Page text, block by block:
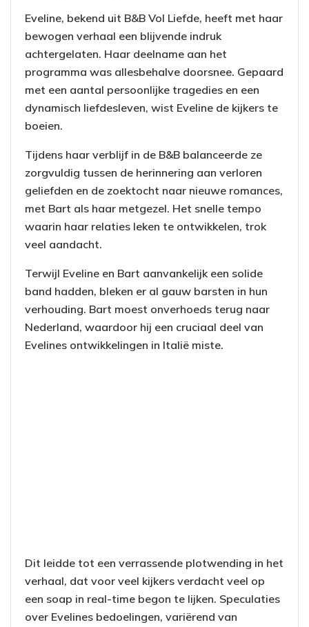
Eveline, bekend uit B&B Vol Liefde, heeft met haar
bewogen verhaal een blijvende indruk
achtergelaten. Haar deelname aan het
programma was allesbehalve doorsnee. Gepaard
met een aantal persoonlijke tragedies en een
dynamisch liefdesleven, wist Eveline de kijkers te
boeien.
Tijdens haar verblijf in de B&B balanceerde ze
zorgvuldig tussen de herinnering aan verloren
geliefden en de zoektocht naar nieuwe romances,
met Bart als haar metgezel. Het snelle tempo
waarin haar relaties leken te ontwikkelen, trok
veel aandacht.
Terwijl Eveline en Bart aanvankelijk een solide
band hadden, bleken er al gauw barsten in hun
verhouding. Bart moest onverhoeds terug naar
Nederland, waardoor hij een cruciaal deel van
Evelines ontwikkelingen in Italië miste.
Dit leidde tot een verrassende plotwending in het
verhaal, dat voor veel kijkers verdacht veel op
een soap in real-time begon te lijken. Speculaties
over Evelines bedoelingen, variërend van